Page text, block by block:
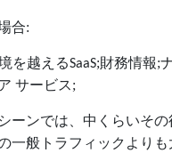
合:
を越えるSaaS;財務情報;
サービス;
ーンでは、 中くらいそ
一般トラフィックより